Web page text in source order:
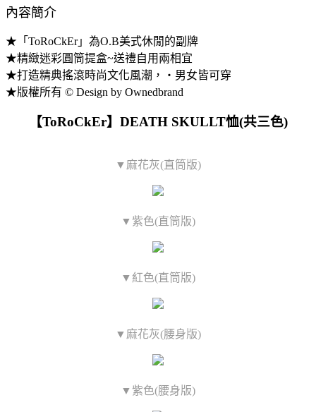
內容簡介
★「ToRoCkEr」為O.B美式休閒的副牌
★精緻迷彩圓筒提盒~送禮自用兩相宜
★打造精典搖滾時尚文化風潮，‧男女皆可穿
★版權所有 © Design by Ownedbrand
【ToRoCkEr】DEATH SKULLT恤(共三色)
▼麻花灰(直筒版)
▼紫色(直筒版)
▼紅色(直筒版)
▼麻花灰(腰身版)
▼紫色(腰身版)